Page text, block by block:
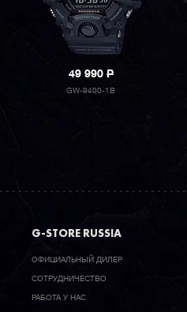
49 990P
GW-9400-1B
G-STORE RUSSIA
ОФИЦИАЛЬНЫЙ ДИЛЕР
CОТРУДНИЧЕСТВО
РАБОТА У НАС